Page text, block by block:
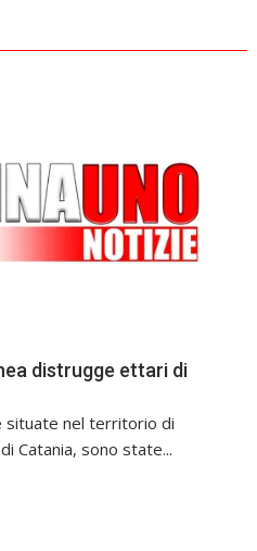
distrugge ettari di
situate nel territorio di
Catania, sono state...